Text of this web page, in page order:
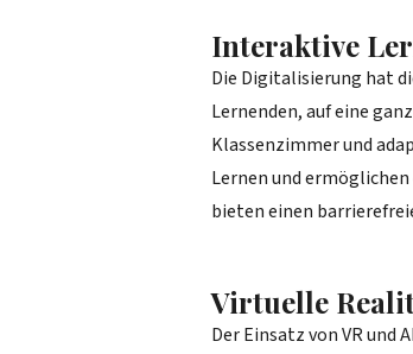
Interaktive
Die Digitalisierung hat
Lernenden, auf eine
Klassenzimmer und
Lernen und
bieten einen
Virtuelle
Der Einsatz von VR